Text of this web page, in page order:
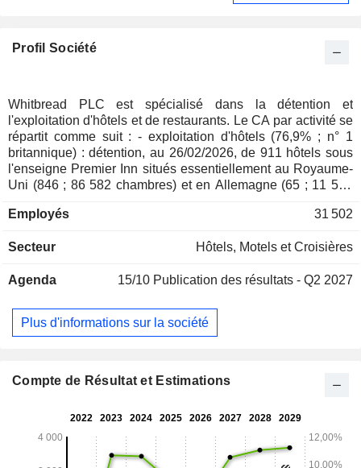
Profil Société
Whitbread PLC est spécialisé dans la détention et
l'exploitation d'hôtels et de restaurants. Le CA par activité se
répartit comme suit : - exploitation d'hôtels (76,9% ; n° 1
britannique) : détention, au 26/02/2026, de 911 hôtels sous
l'enseigne Premier Inn situés essentiellement au Royaume-
Uni (846 ; 86 582 chambres) et en Allemagne (65 ; 11 598
(1,6%). La répartition géographique du CA est la suivante :
Employés 31 502
Secteur Hôtels, Motels et Croisières
Agenda 15/10 Publication des résultats - Q2 2027
Plus d'informations sur la société
Compte de Résultat et Estimations